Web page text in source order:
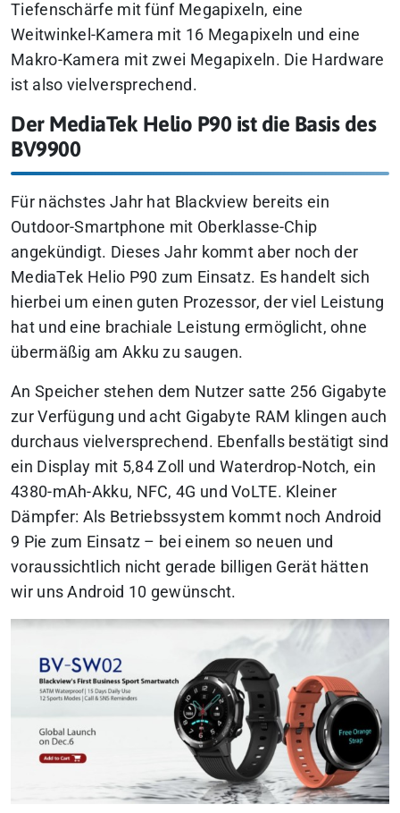
Tiefenschärfe mit fünf Megapixeln, eine
Weitwinkel-Kamera mit 16 Megapixeln und eine
Makro-Kamera mit zwei Megapixeln. Die Hardware
ist also vielversprechend.
Der MediaTek Helio P90 ist die Basis des
BV9900
Für nächstes Jahr hat Blackview bereits ein
Outdoor-Smartphone mit Oberklasse-Chip
angekündigt. Dieses Jahr kommt aber noch der
MediaTek Helio P90 zum Einsatz. Es handelt sich
hierbei um einen guten Prozessor, der viel Leistung
hat und eine brachiale Leistung ermöglicht, ohne
übermäßig am Akku zu saugen.
An Speicher stehen dem Nutzer satte 256 Gigabyte
zur Verfügung und acht Gigabyte RAM klingen auch
durchaus vielversprechend. Ebenfalls bestätigt sind
ein Display mit 5,84 Zoll und Waterdrop-Notch, ein
4380-mAh-Akku, NFC, 4G und VoLTE. Kleiner
Dämpfer: Als Betriebssystem kommt noch Android
9 Pie zum Einsatz – bei einem so neuen und
voraussichtlich nicht gerade billigen Gerät hätten
wir uns Android 10 gewünscht.